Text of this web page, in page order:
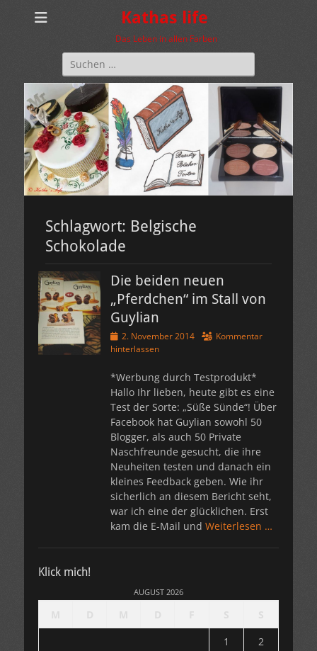
Kathas life
Das Leben in allen Farben
Suchen
nach:
Schlagwort: Belgische
Schokolade
Die beiden neuen
„Pferdchen“ im Stall von
Guylian
Veröffentlicht
am
2. November 2014
Kommentar
hinterlassen
*Werbung durch Testprodukt*
Hallo Ihr lieben, heute gibt es eine
Test der Sorte: „Süße Sünde“! Über
Facebook hat Guylian sowohl 50
Blogger, als auch 50 Private
Naschfreunde gesucht, die ihre
Neuheiten testen und danach ein
kleines Feedback geben. Wie ihr
sicherlich an diesem Bericht seht,
war ich eine der glücklichen. Erst
kam die E-Mail und Weiterlesen …
Klick mich!
AUGUST 2026
1
2